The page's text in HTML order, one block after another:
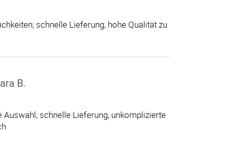
schnelle Lieferung, hohe Qualität zu
B.
Auswahl, schnelle Lieferung, unkomplizierte